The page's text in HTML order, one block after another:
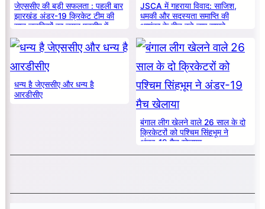
जेएससीए की बड़ी सफलता : पहली बार
झारखंड अंडर-19 क्रिकेट टीम की
सात लड़कियों का चयन एनसीए में
JSCA में गहराया विवाद: साजिश,
धमकी और सदस्यता समाप्ति की
आशंका के बीच बड़े नाम सामने
धन्य है जेएससीए और धन्य है
आरडीसीए
बंगाल लीग खेलने वाले 26 साल के दो
क्रिकेटरों को पश्चिम सिंहभूम ने
अंडर-19 मैच खेलाया